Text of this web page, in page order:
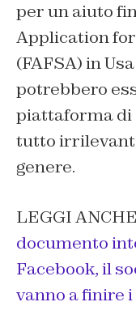
per un aiuto
Application
(FAFSA) in
potrebbero
piattaforma di
tutto
genere.
LEGGI
documento
Facebook, il
vanno a finire